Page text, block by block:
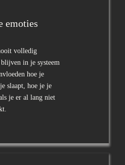
emoties
volledig
in je systeem
hoe je
slaapt, hoe je je
je er al lang niet